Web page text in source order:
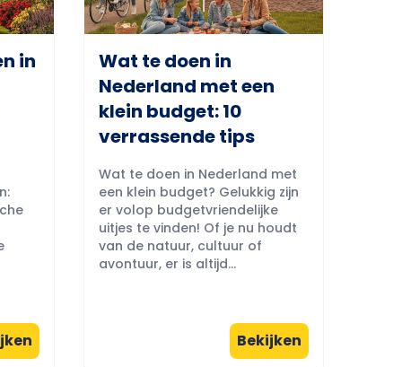
in
Wat te doen in
Nederland met een
klein budget: 10
verrassende tips
Wat te doen in Nederland met
een klein budget? Gelukkig zijn
er volop budgetvriendelijke
uitjes te vinden! Of je nu houdt
van de natuur, cultuur of
avontuur, er is altijd...
Bekijken